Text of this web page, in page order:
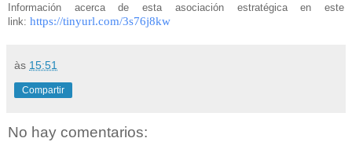
Información acerca de esta asociación estratégica en este
link: https://tinyurl.com/3s76j8kw
às 15:51
Compartir
No hay comentarios: